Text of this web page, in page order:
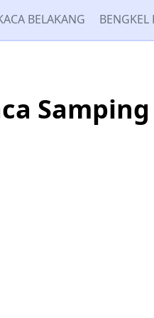
BELAKANG
Samping